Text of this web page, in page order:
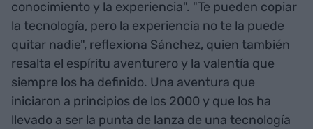
conocimiento y la experiencia". "Te pueden copiar
la tecnología, pero la experiencia no te la puede
quitar nadie", reflexiona Sánchez, quien también
resalta el espíritu aventurero y la valentía que
siempre los ha definido. Una aventura que
iniciaron a principios de los 2000 y que los ha
llevado a ser la punta de lanza de una tecnología